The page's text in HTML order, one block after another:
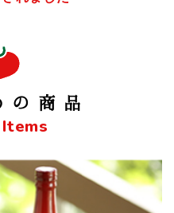
の商品